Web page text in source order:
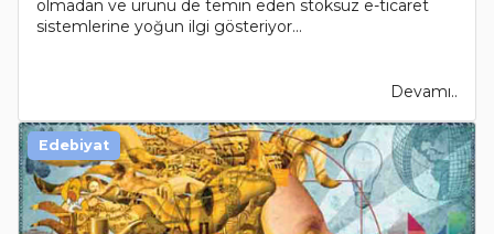
olmadan ve ürünü de temin eden stoksuz e-ticaret
sistemlerine yoğun ilgi gösteriyor...
Devamı..
Edebiyat